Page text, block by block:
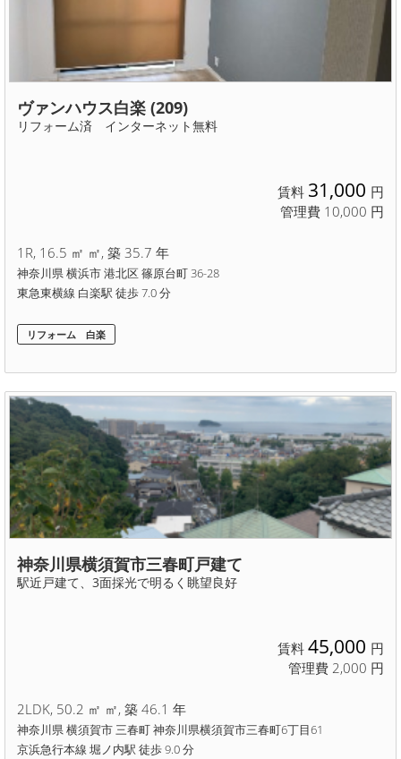
ヴァンハウス白楽 (209)
リフォーム済 インターネット無料
賃料 31,000 円
管理費 10,000 円
1R, 16.5 ㎡ ㎡, 築 35.7 年
神奈川県 横浜市 港北区 篠原台町 36-28
東急東横線 白楽駅 徒歩 7.0 分
リフォーム 白楽
神奈川県横須賀市三春町戸建て
駅近戸建て、3面採光で明るく眺望良好
賃料 45,000 円
管理費 2,000 円
2LDK, 50.2 ㎡ ㎡, 築 46.1 年
神奈川県 横須賀市 三春町 神奈川県横須賀市三春町6丁目61
京浜急行本線 堀ノ内駅 徒歩 9.0 分